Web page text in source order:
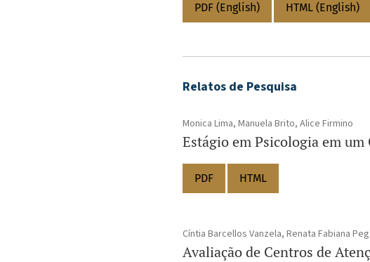
PDF (English) HTML (English)
Relatos de Pesquisa
Monica Lima, Manuela Brito, Alice Firmino
Estágio em Psicologia em um
PDF HTML
Cíntia Barcellos Vanzela, Renata Fabiana
Avaliação de Centros de